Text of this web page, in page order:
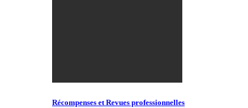
Récompenses et Revues professionnelles